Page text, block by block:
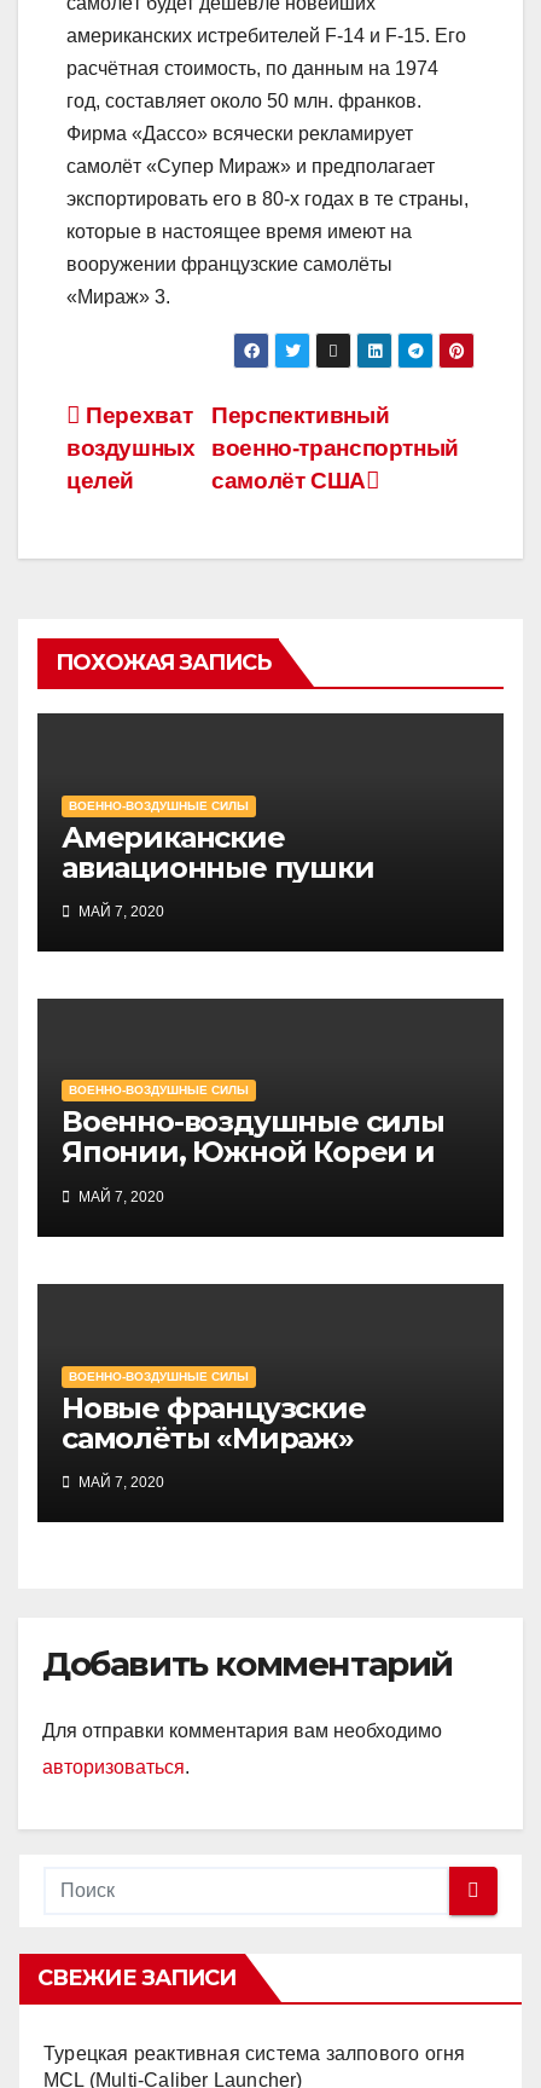
американских истребителей F-14 и F-15. Его
расчётная стоимость, по данным на 1974
год, составляет около 50 млн. франков.
Фирма «Дассо» всячески рекламирует
самолёт «Супер Мираж» и предполагает
экспортировать его в 80-х годах в те страны,
которые в настоящее время имеют на
вооружении французские самолёты
«Мираж» 3.
Навигация
по
Перспективный
военно-транспортный
самолёт США
Перехват
воздушных
целей
ПОХОЖАЯ ЗАПИСЬ
ВОЕННО-ВОЗДУШНЫЕ СИЛЫ
Американские
авиационные пушки
МАЙ 7, 2020
ВОЕННО-ВОЗДУШНЫЕ СИЛЫ
Военно-воздушные силы
Японии, Южной Кореи и
Тайваня
МАЙ 7, 2020
ВОЕННО-ВОЗДУШНЫЕ СИЛЫ
Новые французские
самолёты «Мираж»
МАЙ 7, 2020
Добавить комментарий
Для отправки комментария вам необходимо
авторизоваться.
СВЕЖИЕ ЗАПИСИ
Турецкая реактивная система залпового огня
MCL (Multi-Caliber Launcher)